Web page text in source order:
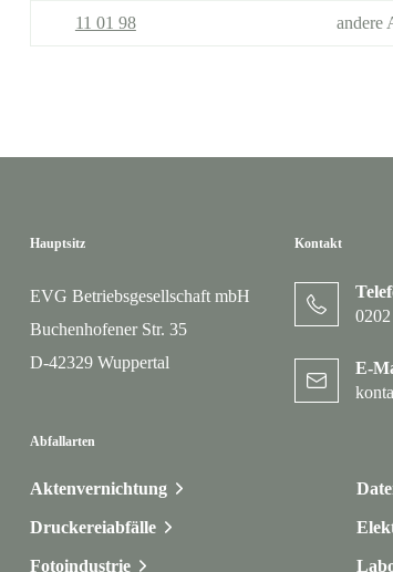
11 01 98 andere
Hauptsitz
EVG Betriebsgesellschaft mbH
Buchenhofener Str. 35
D-42329 Wuppertal
Kontakt
E-
Abfallarten
Aktenvernichtung
Druckereiabfälle
Fotoindustrie